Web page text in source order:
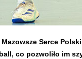
Serce
co pozwoliło im